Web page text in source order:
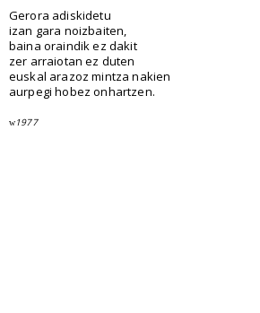
Gerora adiskidetu
izan gara noizbaiten,
baina oraindik ez dakit
zer arraiotan ez duten
euskal arazoz mintza nakien
aurpegi hobez onhartzen.
w1977